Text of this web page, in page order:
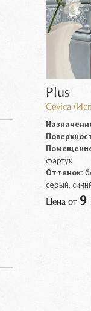
Plus
Cevica
фартук
Оттенок:
серый,
Цена от 9